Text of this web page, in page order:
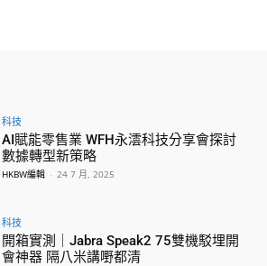
科技
AI賦能零售業 WFH永澐科技分享會探討
數據轉型新策略
HKBW編輯 - 24 7 月, 2025
科技
開箱實測｜Jabra Speak2 75雙機駁埋開
會神器 隔八米講嘢都清